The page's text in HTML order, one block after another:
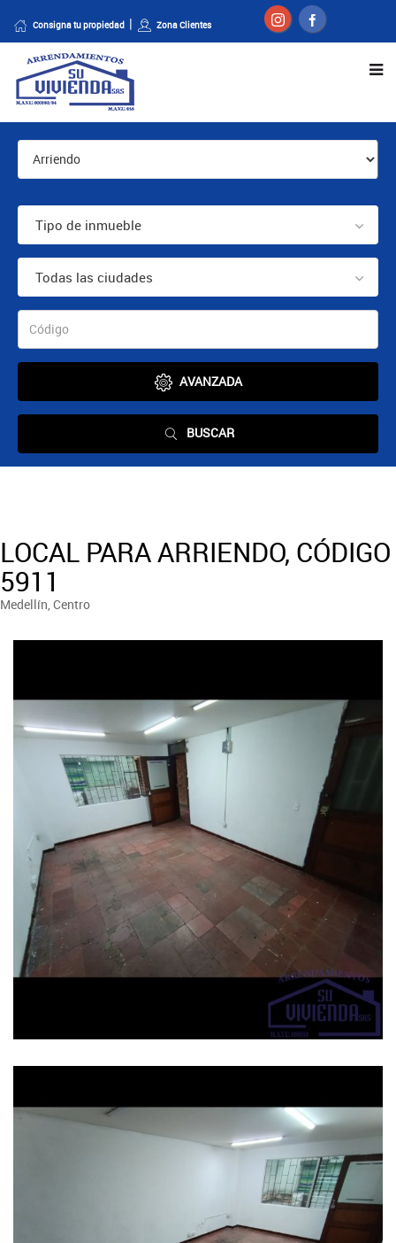
Consigna tu propiedad Zona Clientes
Tipo de inmueble
Todas las ciudades
AVANZADA
BUSCAR
LOCAL PARA ARRIENDO, CÓDIGO
5911
Medellín, Centro